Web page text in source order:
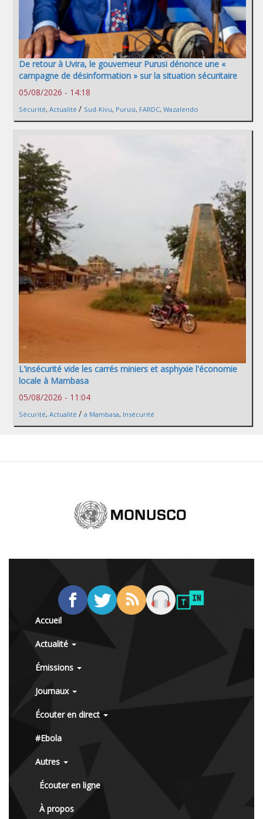
De retour à Uvira, le gouverneur Purusi dénonce une «
campagne de désinformation » sur la situation sécuritaire
05/08/2026 - 14:18
Sécurité, Actualité / Sud-Kivu, Purusi, FARDC, Wazalendo
L'insécurité vide les carrés miniers et asphyxie l'économie
locale à Mambasa
05/08/2026 - 11:04
Sécurité, Actualité / a Mambasa, Insécurité
Accueil
Actualité
Émissions
Journaux
Écouter en direct
#Ebola
Autres
Écouter en ligne
À propos